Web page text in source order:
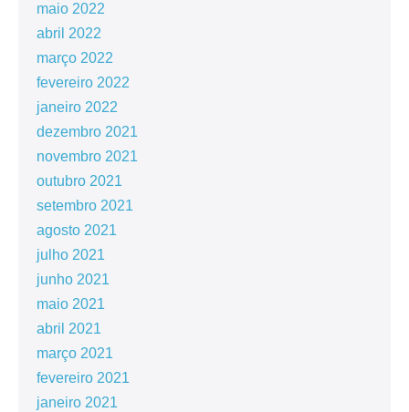
maio 2022
abril 2022
março 2022
fevereiro 2022
janeiro 2022
dezembro 2021
novembro 2021
outubro 2021
setembro 2021
agosto 2021
julho 2021
junho 2021
maio 2021
abril 2021
março 2021
fevereiro 2021
janeiro 2021